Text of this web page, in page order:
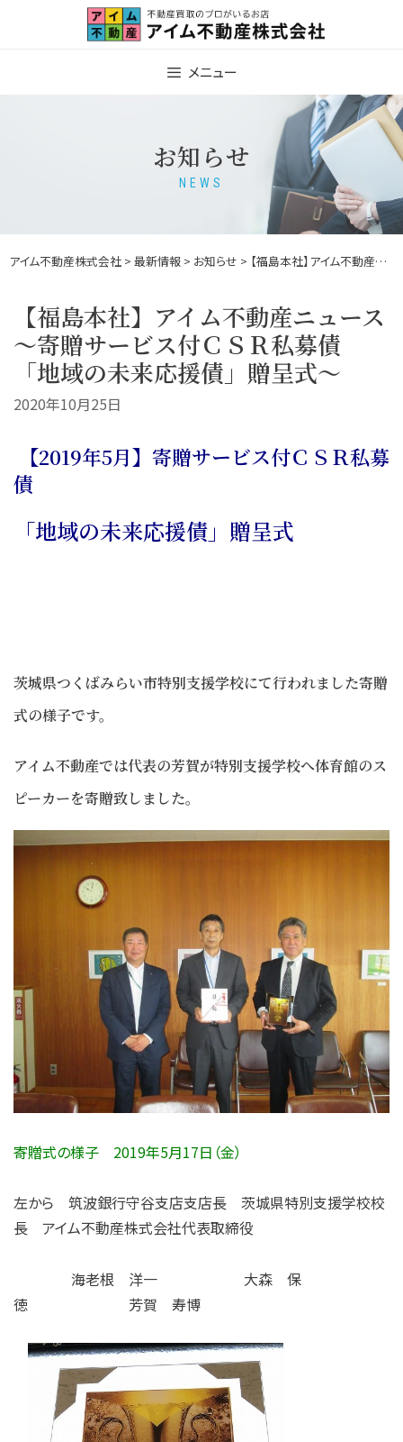
メニュー
お知らせ
NEWS
アイム不動産株式会社 > 最新情報 > お知らせ > 【福島本社】アイム不動産ニュース～寄贈サービス付ＣＳＲ私募債 「地域の未来応援債」贈呈式～
【福島本社】アイム不動産ニュース
～寄贈サービス付ＣＳＲ私募債
「地域の未来応援債」贈呈式～
2020年10月25日
【2019年5月】寄贈サービス付ＣＳＲ私募
債
「地域の未来応援債」贈呈式
茨城県つくばみらい市特別支援学校にて行われました寄贈
式の様子です。
アイム不動産では代表の芳賀が特別支援学校へ体育館のス
ピーカーを寄贈致しました。
寄贈式の様子 2019年5月17日（金）
左から 筑波銀行守谷支店支店長 茨城県特別支援学校校
長​ アイム不動産株式会社代表取締役
海老根 洋一 大森 保
徳 芳賀 寿博